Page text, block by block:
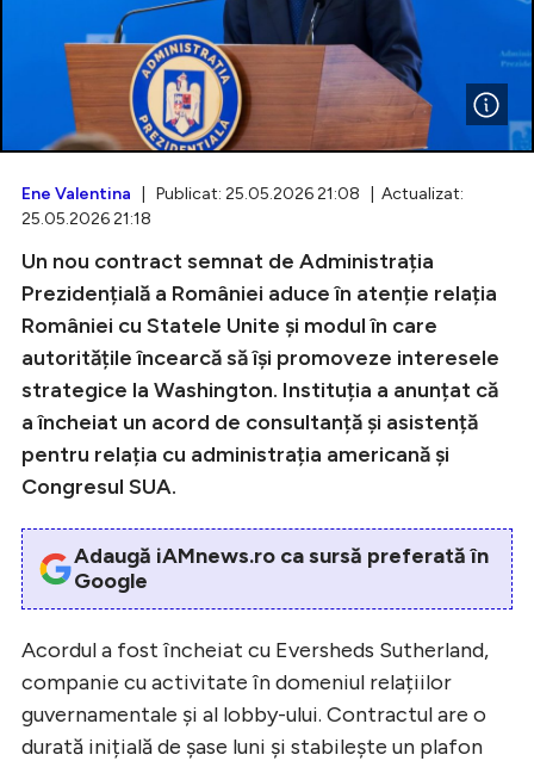
Intră în cont
Creează cont
Ene Valentina | Publicat: 25.05.2026 21:08 | Actualizat:
25.05.2026 21:18
Un nou contract semnat de Administrația
Prezidențială a României aduce în atenție relația
României cu Statele Unite și modul în care
autoritățile încearcă să își promoveze interesele
strategice la Washington. Instituția a anunțat că
a încheiat un acord de consultanță și asistență
pentru relația cu administrația americană și
Congresul SUA.
Adaugă iAMnews.ro ca sursă preferată în
Google
Acordul a fost încheiat cu Eversheds Sutherland,
companie cu activitate în domeniul relațiilor
guvernamentale și al lobby-ului. Contractul are o
durată inițială de șase luni și stabilește un plafon